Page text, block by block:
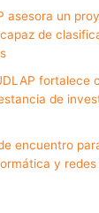
asesora un
de
fortalece
de
encuentro
y redes